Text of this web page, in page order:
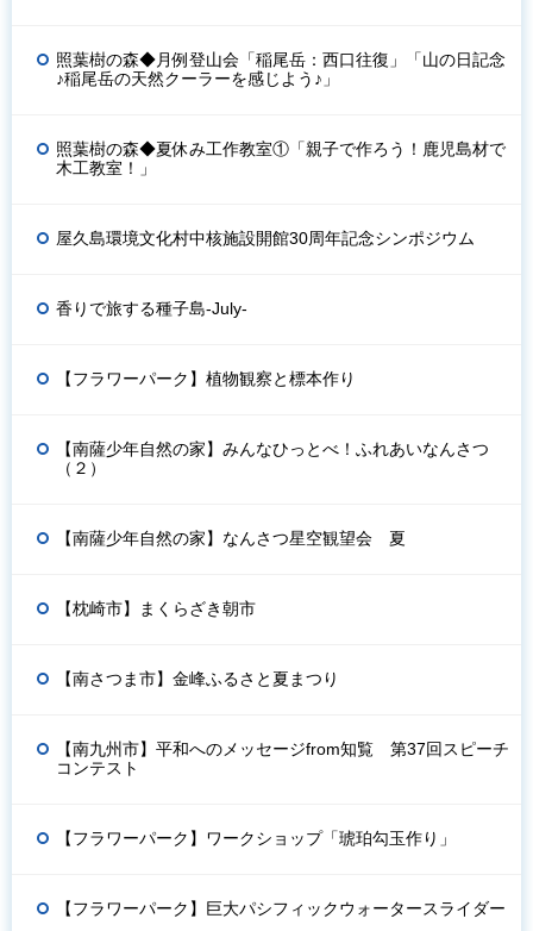
照葉樹の森◆月例登山会「稲尾岳：西口往復」「山の日記念
♪稲尾岳の天然クーラーを感じよう♪」
照葉樹の森◆夏休み工作教室①「親子で作ろう！鹿児島材で
木工教室！」
屋久島環境文化村中核施設開館30周年記念シンポジウム
香りで旅する種子島-July-
【フラワーパーク】植物観察と標本作り
【南薩少年自然の家】みんなひっとべ！ふれあいなんさつ
（２）
【南薩少年自然の家】なんさつ星空観望会 夏
【枕崎市】まくらざき朝市
【南さつま市】金峰ふるさと夏まつり
【南九州市】平和へのメッセージfrom知覧 第37回スピーチ
コンテスト
【フラワーパーク】ワークショップ「琥珀勾玉作り」
【フラワーパーク】巨大パシフィックウォータースライダー